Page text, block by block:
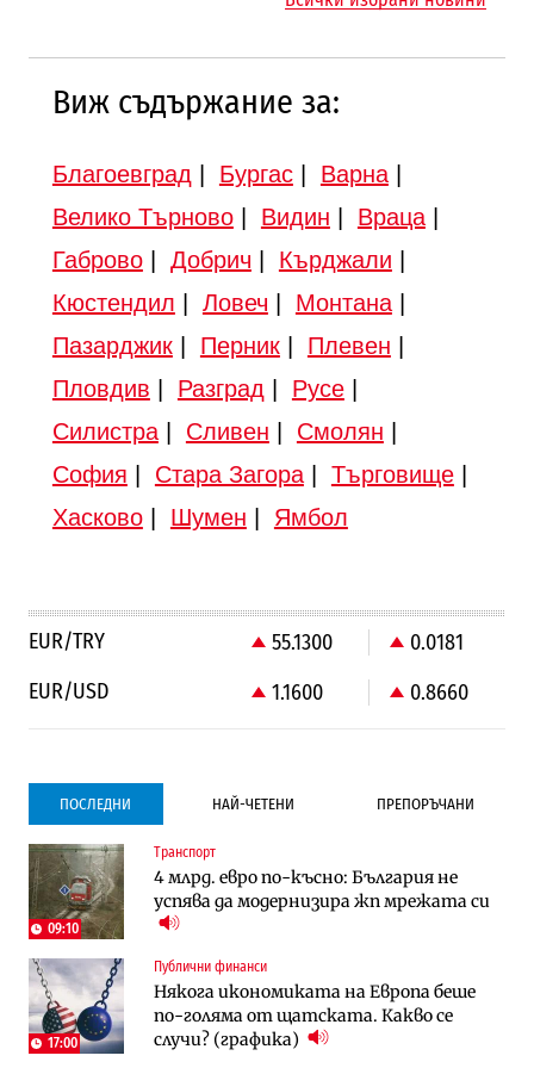
Виж съдържание за:
Благоевград Бургас| Варна|
Велико Търново| Видин Враца|
Габрово| Добрич Кърджали
Кюстендил
Ловеч Монтана|
Пазарджик| Перник| Плевен
Пловдив
Разград Русе|
Силистра| Сливен Смолян
София
Стара Загора| Търговище|
Хасково| Шумен Ямбол
EUR/TRY 55.1300
0.0181
EUR/USD
1.1600 0.8660
ПОСЛЕДНИ НАЙ-ЧЕТЕНИ ПРЕПОРЪЧАНИ
09:10
Транспорт
4 млрд. евро по-късно: България не
успява да модернизира жп мрежата си
17:00
Публични финанси
Някога икономиката на Европа беше
по-голяма от щатската. Какво се
случи? (графика)
Градоустройство
Столична община избра изпълнител за
преместването на трамвайното
трасе по бул. „Скобелев“
Компании
Vivacom предлага над 150 устройства с
90% отстъпка през август
Компании
Vivacom предлага над 150 устройства с
90% отстъпка през август
Градоустройство
Столична община избра изпълнител за
преместването на трамвайното
трасе по бул. „Скобелев“